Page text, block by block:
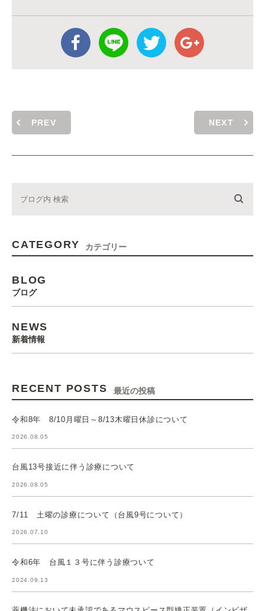
PREV NEXT
CATEGORY カテゴリー
BLOG
ブログ
NEWS
新着情報
RECENT POSTS 最近の投稿
令和8年 8/10月曜日～8/13木曜日休診について
2026.08.05
台風13号接近に伴う診療について
2026.08.05
7/11 土曜の診療について（台風9号について）
2026.07.10
令和6年 台風１３号に伴う診療ついて
2024.09.13